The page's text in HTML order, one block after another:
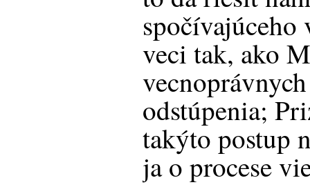
veci tak, ako
odstúpenia;
takýto postup
ja o procese